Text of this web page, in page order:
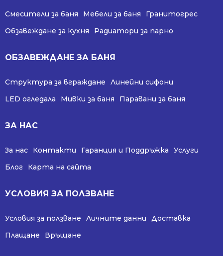
Смесители за баня Мебели за баня
Гранитогрес
Обзавеждане за кухня
Радиатори за парно
ОБЗАВЕЖДАНЕ ЗА БАНЯ
Структура за вграждане
Линейни сифони
LED огледала
Мивки за баня Паравани за баня
ЗА НАС
За нас Контакти Гаранция и Поддръжка
Услуги
Блог
Карта на сайта
УСЛОВИЯ ЗА ПОЛЗВАНЕ
Условия за ползване Личните данни
Доставка
Плащане
Връщане